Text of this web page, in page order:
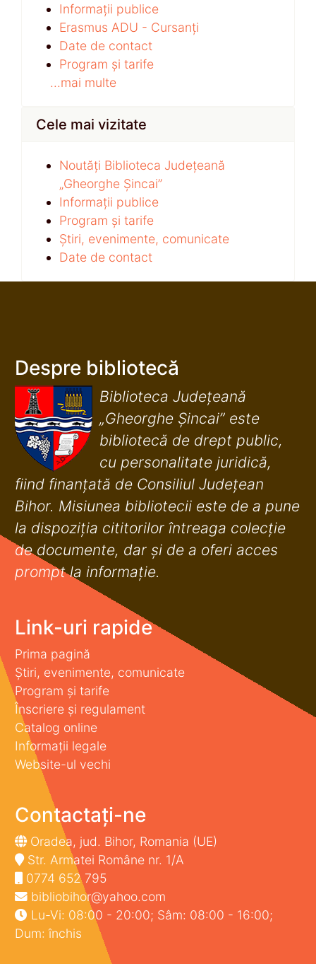
Informații publice
Erasmus ADU - Cursanți
Date de contact
Program și tarife
...mai multe
Cele mai vizitate
Noutăți Biblioteca Județeană
„Gheorghe Șincai”
Informații publice
Program și tarife
Știri, evenimente, comunicate
Date de contact
Despre bibliotecă
Biblioteca Județeană
„Gheorghe Șincai” este
bibliotecă de drept public,
cu personalitate juridică,
fiind finanţată de Consiliul Judeţean
Bihor. Misiunea bibliotecii este de a pune
la dispoziţia cititorilor întreaga colecţie
de documente, dar şi de a oferi acces
prompt la informaţie.
Link-uri rapide
Prima pagină
Știri, evenimente, comunicate
Program și tarife
Înscriere și regulament
Catalog online
Informații legale
Website-ul vechi
Contactați-ne
Oradea, jud. Bihor, Romania (UE)
Str. Armatei Române nr. 1/A
0774 652 795
bibliobihor@yahoo.com
Lu-Vi: 08:00 - 20:00; Sâm: 08:00 - 16:00;
Dum: închis